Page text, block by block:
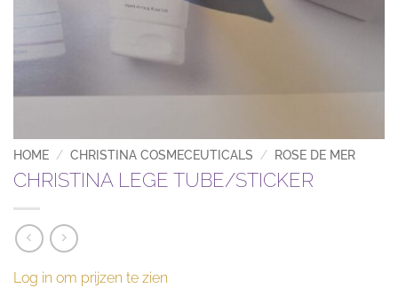
HOME / CHRISTINA COSMECEUTICALS / ROSE DE MER
CHRISTINA LEGE TUBE/STICKER
Log in om prijzen te zien